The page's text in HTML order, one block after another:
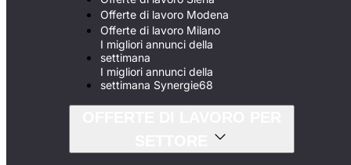
Offerte di lavoro Modena
Offerte di lavoro Milano
I migliori annunci della
settimana
I migliori annunci della
settimana Synergie68